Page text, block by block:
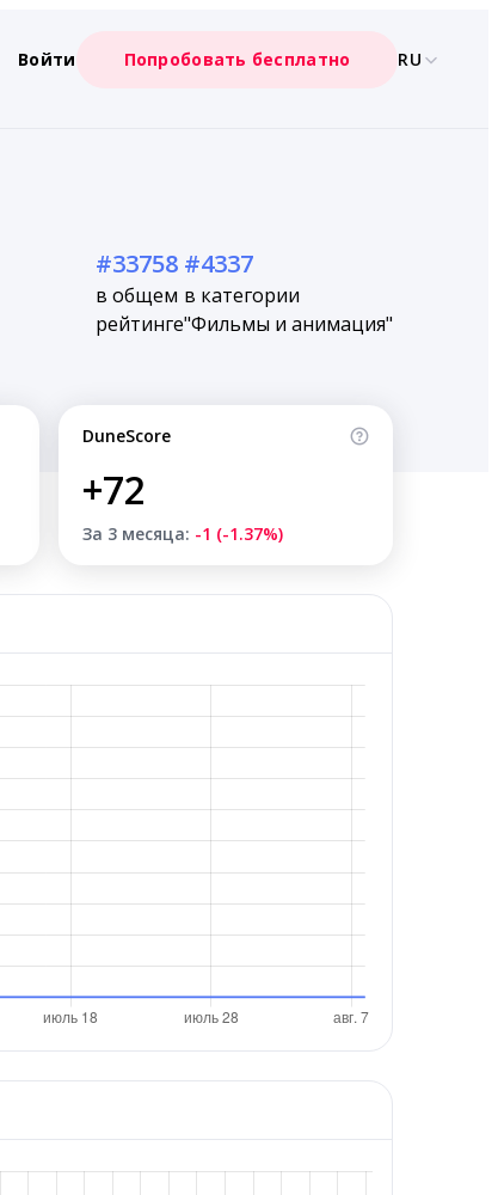
Войти Попробовать бесплатно RU
#33758
в общем
рейтинге
#4337
в категории
"Фильмы и анимация"
DuneScore
+72
За 3 месяца: -1 (-1.37%)